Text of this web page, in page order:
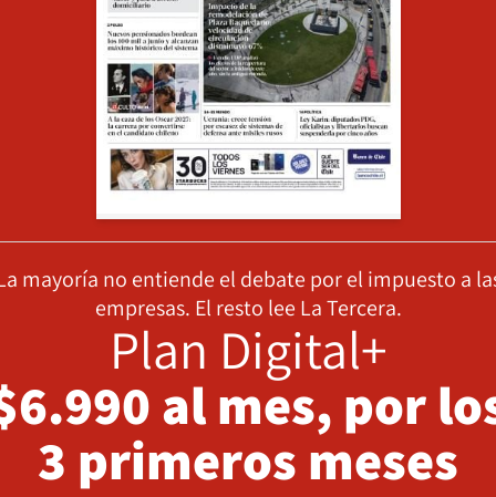
mayoría no entiende el debate por el impuesto a
empresas. El resto lee La Tercera.
Plan Digital+
al mes, por
3 primeros meses